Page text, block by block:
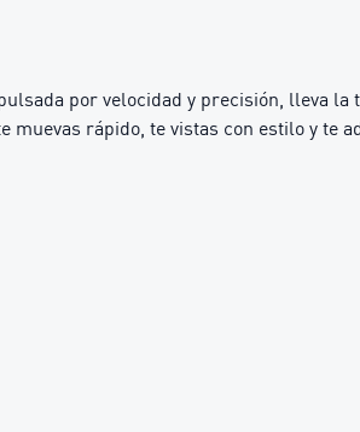
por velocidad y precisión, lleva la
rápido, te vistas con estilo y te